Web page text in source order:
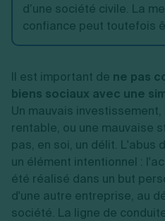
d’une société civile. La
confiance peut toutefois
Il est important de ne pas
biens sociaux avec une
Un mauvais
rentable, ou une mauvaise
pas, en soi, un délit. L'abus
un élément intentionnel :
été réalisé dans un but
d'une autre entreprise, au
société. La ligne de